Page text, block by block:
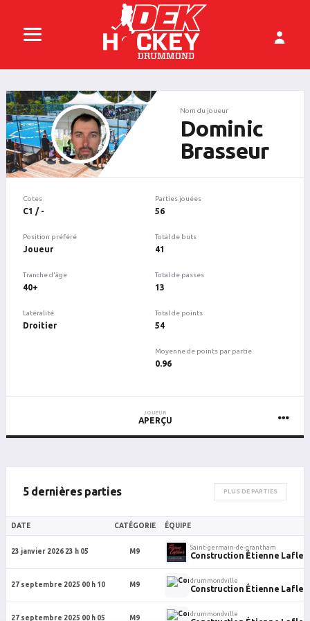
Nom du joueur
Dominic
Brasseur
Cotes
C1 / -
Position préféré
Joueur
Tranche d'âge
40+
Latéralité
Droitier
Parties jouées
56
Total de buts
41
Total de passes
13
Total de points
54
Moyenne de points par partie
0.96
JOUEUR
APERÇU
5 dernières parties PLUS DE PARTIES
DATE CATÉGORIE ÉQUIPE
23 janvier 2026 23 h 05 M9
Saint-germain-de-grantham
Construction Étienne
27 septembre 2025 00 h 10 M9
drummondville
Construction Étienne
27 septembre 2025 00 h 05 M9
drummondville